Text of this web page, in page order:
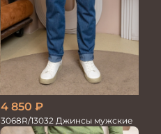
4 850 ₽
3068R/13032 Джинсы мужские